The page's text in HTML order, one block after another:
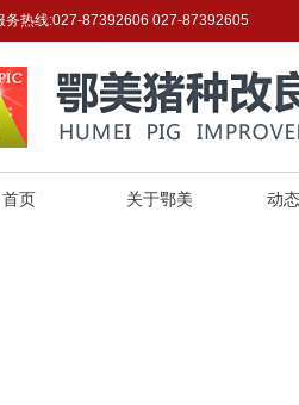
热线:027-87392606 027-87392605
首页 关于鄂美 动